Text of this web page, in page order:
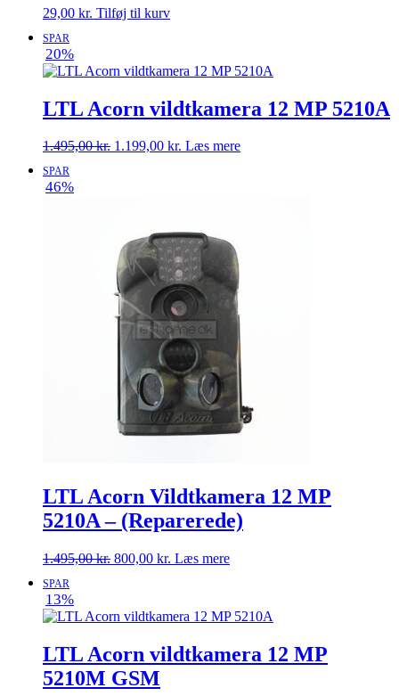
29,00 kr. Tilføj til kurv
SPAR
20%
LTL Acorn vildtkamera 12 MP 5210A
1.495,00kr. Den
1.199,00 kr. Den
Læs mere
SPAR
46%
LTL Acorn Vildtkamera 12 MP
5210A – (Reparerede)
1.495,00kr. Den
1.495,00 kr..
800,00 kr. Den
800,00 kr..
Læs mere
SPAR
13%
LTL Acorn vildtkamera 12 MP
5210M GSM